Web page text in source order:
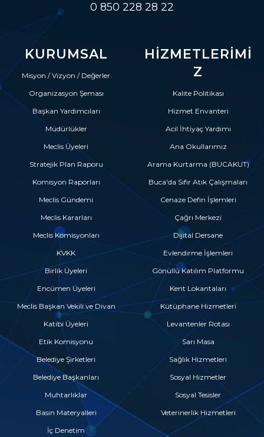
0 850 228 28 22
KURUMSAL
Misyon / Vizyon / Değerler
Organizasyon Şeması
Başkan Yardımcıları
Müdürlükler
Meclis Üyeleri
Stratejik Plan Raporu
Komisyon Raporları
Meclis Gündemi
Meclis Kararları
Meclis Komisyonları
KVKK
Birlik Üyeleri
Encümen Üyeleri
Meclis Başkan Vekili ve Divan
Katibi Üyeleri
Etik Komisyonu
Belediye Şirketleri
Belediye Başkanları
Muhtarlıklar
Basın Materyalleri
İç Denetim
HIZMETLERIMI
Z
Kalite Politikası
Hizmet Envanteri
Acil İhtiyaç Yardımı
Ana Okullarımız
Arama Kurtarma (BUCAKUT)
Buca'da Sıfır Atık Çalışmaları
Cenaze Defin İşlemleri
Çağrı Merkezi
Dijital Dersane
Evlendirme İşlemleri
Gönüllü Katılım Platformu
Kent Lokantaları
Kütüphane Hizmetleri
Levantenler Rotası
Sarı Masa
Sağlık Hizmetleri
Sosyal Hizmetler
Sosyal Tesisler
Veterinerlik Hizmetleri